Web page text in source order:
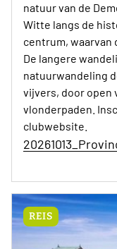
natuur van de
Witte langs de
centrum, waarvan
De langere
natuurwandeling
vijvers, door open
vlonderpaden.
clubwebsite.
REIS